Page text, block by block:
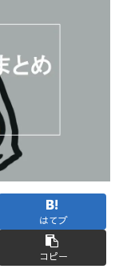
はてブ
コピー